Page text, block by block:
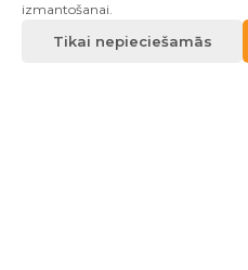
izmantošanai.
Tikai nepieciešamās